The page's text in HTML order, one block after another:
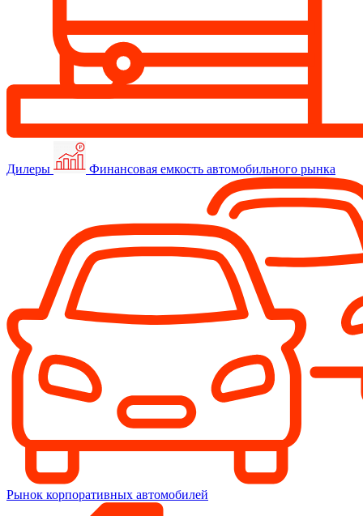
Дилеры Финансовая емкость автомобильного рынка
Рынок корпоративных автомобилей